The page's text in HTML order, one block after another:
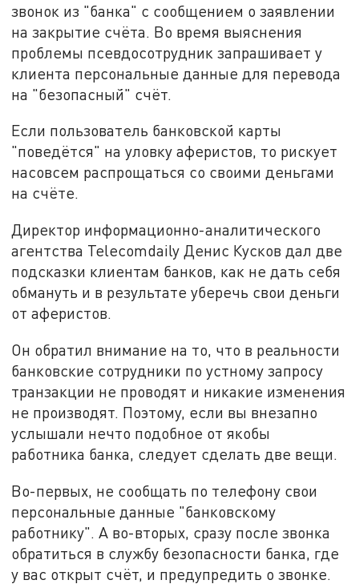
звонок из "банка" с сообщением о заявлении
на закрытие счёта. Во время выяснения
проблемы псевдосотрудник запрашивает у
клиента персональные данные для перевода
на "безопасный" счёт.
Если пользователь банковской карты
"поведётся" на уловку аферистов, то рискует
насовсем распрощаться со своими деньгами
на счёте.
Директор информационно-аналитического
агентства Telecomdaily Денис Кусков дал две
подсказки клиентам банков, как не дать себя
обмануть и в результате уберечь свои деньги
от аферистов.
Он обратил внимание на то, что в реальности
банковские сотрудники по устному запросу
транзакции не проводят и никакие изменения
не производят. Поэтому, если вы внезапно
услышали нечто подобное от якобы
работника банка, следует сделать две вещи.
Во-первых, не сообщать по телефону свои
персональные данные "банковскому
работнику". А во-вторых, сразу после звонка
обратиться в службу безопасности банка, где
у вас открыт счёт, и предупредить о звонке.